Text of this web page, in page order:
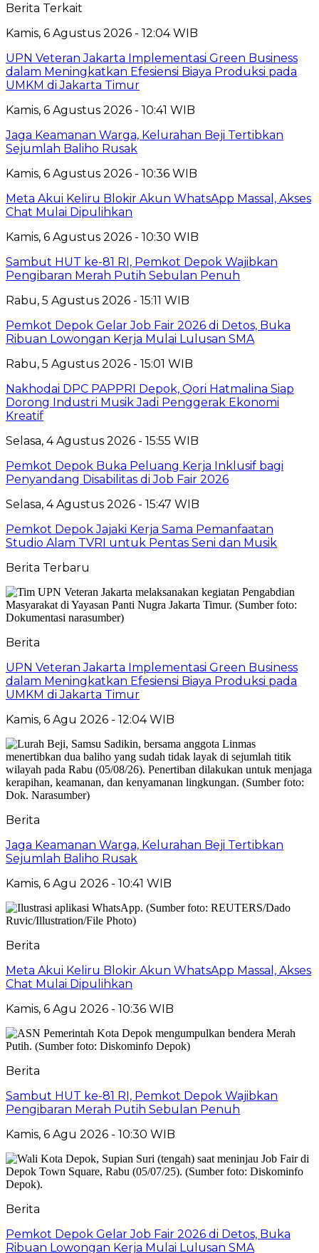
Berita Terkait
Kamis, 6 Agustus 2026 - 12:04 WIB
UPN Veteran Jakarta Implementasi Green Business
dalam Meningkatkan Efesiensi Biaya Produksi pada
UMKM di Jakarta Timur
Kamis, 6 Agustus 2026 - 10:41 WIB
Jaga Keamanan Warga, Kelurahan Beji Tertibkan
Sejumlah Baliho Rusak
Kamis, 6 Agustus 2026 - 10:36 WIB
Meta Akui Keliru Blokir Akun WhatsApp Massal, Akses
Chat Mulai Dipulihkan
Kamis, 6 Agustus 2026 - 10:30 WIB
Sambut HUT ke-81 RI, Pemkot Depok Wajibkan
Pengibaran Merah Putih Sebulan Penuh
Rabu, 5 Agustus 2026 - 15:11 WIB
Pemkot Depok Gelar Job Fair 2026 di Detos, Buka
Ribuan Lowongan Kerja Mulai Lulusan SMA
Rabu, 5 Agustus 2026 - 15:01 WIB
Nakhodai DPC PAPPRI Depok, Qori Hatmalina Siap
Dorong Industri Musik Jadi Penggerak Ekonomi
Kreatif
Selasa, 4 Agustus 2026 - 15:55 WIB
Pemkot Depok Buka Peluang Kerja Inklusif bagi
Penyandang Disabilitas di Job Fair 2026
Selasa, 4 Agustus 2026 - 15:47 WIB
Pemkot Depok Jajaki Kerja Sama Pemanfaatan
Studio Alam TVRI untuk Pentas Seni dan Musik
Berita Terbaru
Berita
UPN Veteran Jakarta Implementasi Green Business
dalam Meningkatkan Efesiensi Biaya Produksi pada
UMKM di Jakarta Timur
Kamis, 6 Agu 2026 - 12:04 WIB
Berita
Jaga Keamanan Warga, Kelurahan Beji Tertibkan
Sejumlah Baliho Rusak
Kamis, 6 Agu 2026 - 10:41 WIB
Berita
Meta Akui Keliru Blokir Akun WhatsApp Massal, Akses
Chat Mulai Dipulihkan
Kamis, 6 Agu 2026 - 10:36 WIB
Berita
Sambut HUT ke-81 RI, Pemkot Depok Wajibkan
Pengibaran Merah Putih Sebulan Penuh
Kamis, 6 Agu 2026 - 10:30 WIB
Berita
Pemkot Depok Gelar Job Fair 2026 di Detos, Buka
Ribuan Lowongan Kerja Mulai Lulusan SMA